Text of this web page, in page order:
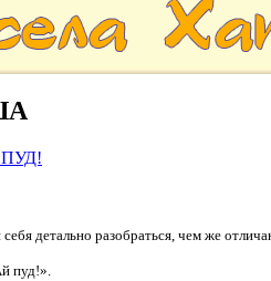
детально разобраться, чем же
пуд!».